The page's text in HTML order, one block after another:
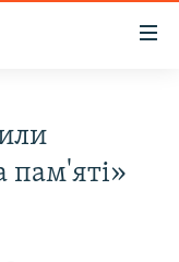
пам'яті»